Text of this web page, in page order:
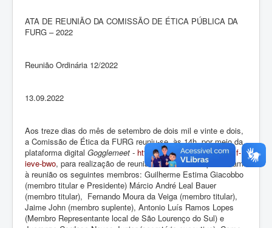
ATA DE REUNIÃO DA COMISSÃO DE ÉTICA PÚBLICA DA
FURG – 2022
Reunião Ordinária 12/2022
13.09.2022
Aos treze dias do mês de setembro de dois mil e vinte e dois,
a Comissão de Ética da FURG reuniu-se, às 14h, por meio da
plataforma digital Gogglemeet - https://meet.google.com/xmf-
ieve-bwo, para realização de reunião ordinária. Compareceram
à reunião os seguintes membros: Guilherme Estima Giacobbo
(membro titular e Presidente) Márcio André Leal Bauer
(membro titular), Fernando Moura da Veiga (membro titular),
Jaime John (membro suplente), Antonio Luís Ramos Lopes
(Membro Representante local de São Lourenço do Sul) e